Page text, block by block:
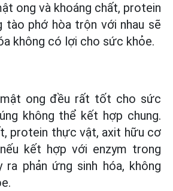
ong và khoáng chất, protein
phớ hòa trộn với nhau sẽ
không có lợi cho sức khỏe.
mật ong đều rất tốt cho sức
không thể kết hợp chung.
protein thực vật, axit hữu cơ
kết hợp với enzym trong
phản ứng sinh hóa, không